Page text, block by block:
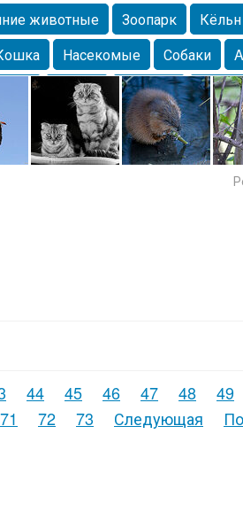
животные Зоопарк Кёльн
Насекомые Собаки
Морда Собачка Осень
Коты Lebert Дикие птицы
44 45 46 47 48 49
71 72 73 Следующая